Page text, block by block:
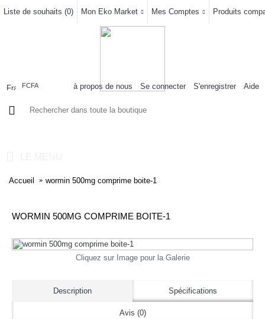
Liste de souhaits (0) Mon Eko Market Mes Comptes Produits
FCFA à propos de nous Se connecter S'enregistrer Aide
Accueil wormin 500mg comprime boite-1
WORMIN 500MG COMPRIME BOITE-1
Cliquez sur Image pour la Galerie
Description Spécifications
Avis (0)